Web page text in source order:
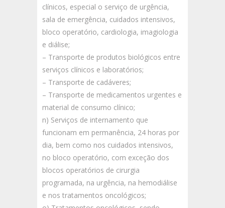
clínicos, especial o serviço de urgência,
sala de emergência, cuidados intensivos,
bloco operatório, cardiologia, imagiologia
e diálise;
– Transporte de produtos biológicos entre
serviços clínicos e laboratórios;
– Transporte de cadáveres;
– Transporte de medicamentos urgentes e
material de consumo clínico;
n) Serviços de internamento que
funcionam em permanência, 24 horas por
dia, bem como nos cuidados intensivos,
no bloco operatório, com exceção dos
blocos operatórios de cirurgia
programada, na urgência, na hemodiálise
e nos tratamentos oncológicos;